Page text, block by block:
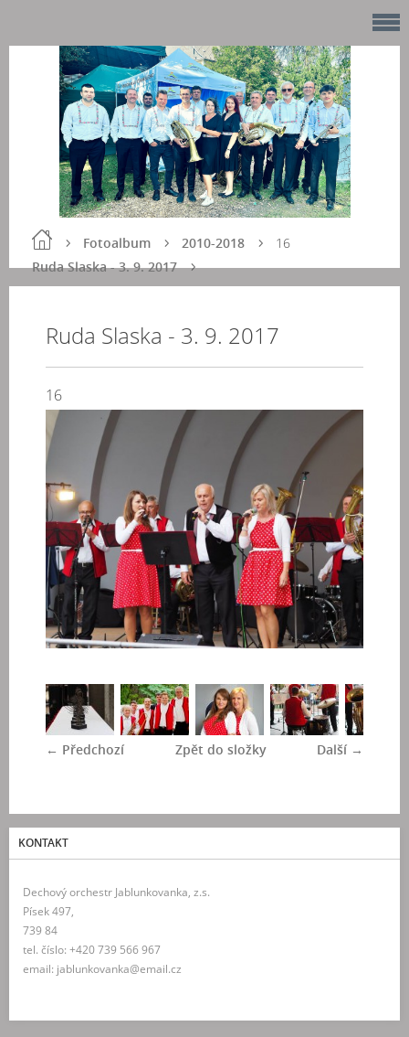
Fotoalbum
2010-2018
Ruda Slaska - 3. 9. 2017
16
Ruda Slaska - 3. 9. 2017
16
← Předchozí Další →
Zpět do složky
KONTAKT
Dechový orchestr Jablunkovanka, z.s.
Písek 497,
739 84
tel. číslo: +420 739 566 967
email: jablunkovanka@email.cz